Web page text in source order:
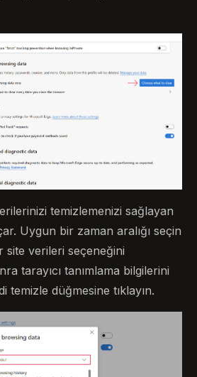
temizlemenizi sağlayan
Uygun bir zaman aralığı seçin
site verileri seçeneğini
tarayıcı tanımlama bilgilerini
temizle düğmesine tıklayın.